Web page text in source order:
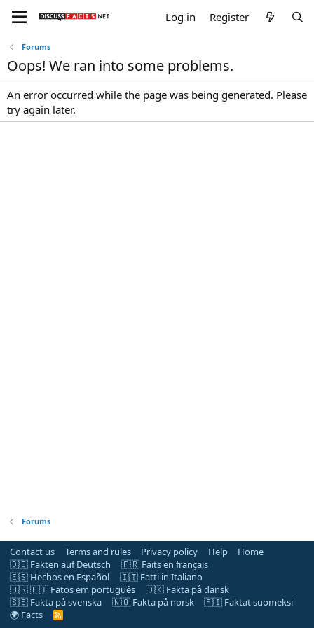
Log in Register
Forums
Oops! We ran into some problems.
An error occurred while the page was being generated. Please
try again later.
Forums
Contact us Terms and rules Privacy policy Help
Home
🇩🇪 Fakten auf Deutsch
🇫🇷 Faits en français
🇪🇸 Hechos en Español
🇮🇹 Fatti in Italiano
🇧🇷 🇵🇹 Fatos em português
🇩🇰 Fakta på dansk
🇸🇪 Fakta på svenska
🇳🇴 Fakta på norsk
🇫🇮 Faktat suomeksi
🌍 Facts
R